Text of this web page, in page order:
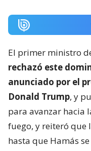
El primer ministro
rechazó este
anunciado por el
Donald Trump, y
para avanzar hacia
fuego, y reiteró que
hasta que Hamás